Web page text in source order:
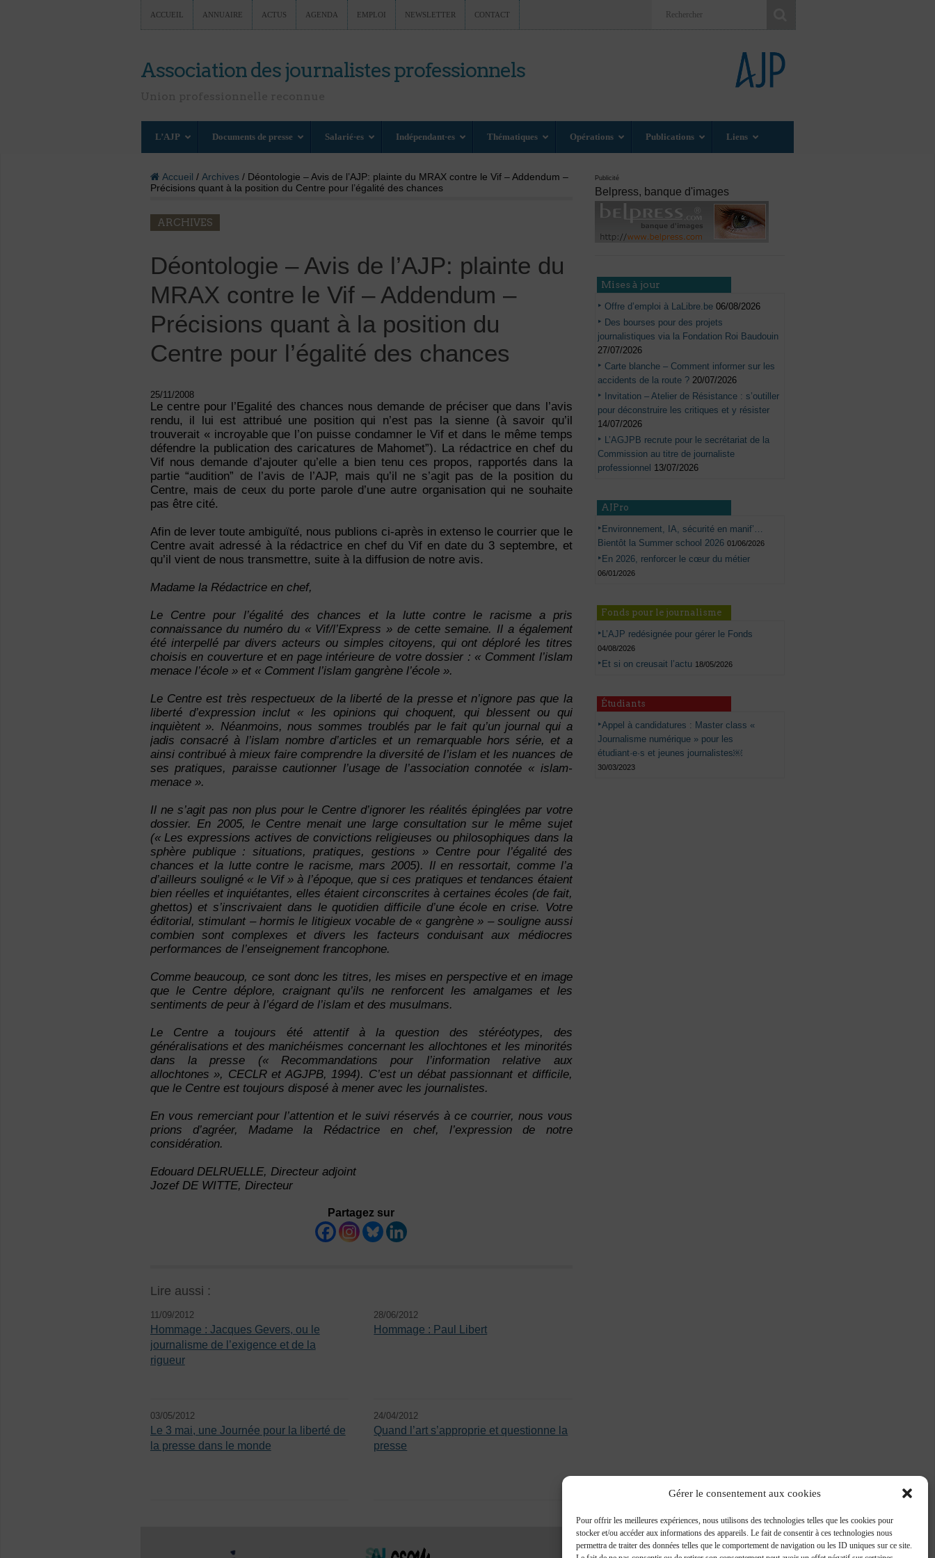
Gérer le consentement aux cookies
Pour offrir les meilleures expériences, nous utilisons des technologies telles que les cookies pour
stocker et/ou accéder aux informations des appareils. Le fait de consentir à ces technologies nous
permettra de traiter des données telles que le comportement de navigation ou les ID uniques sur ce site.
ACCUEIL ANNUAIRE ACTUS AGENDA EMPLOI NEWSLETTER CONTACT
Association des journalistes professionnels
L’AJP Documents de presse Salarié·es Indépendant·es Thématiques Opérations Publications Liens
Accueil / Archives/ Déontologie – Avis de l’AJP: plainte du MRAX contre le Vif – Addendum –
Précisions quant à la position du Centre pour l’égalité des chances
ARCHIVES
Déontologie – Avis de l’AJP: plainte du
MRAX contre le Vif – Addendum –
Précisions quant à la position du
Centre pour l’égalité des chances
25/11/2008
Le centre pour l’Egalité des chances nous demande de préciser que dans l’avis
rendu, il lui est attribué une position qui n’est pas la sienne (à savoir qu’il
trouverait « incroyable que l’on puisse condamner le Vif et dans le même temps
défendre la publication des caricatures de Mahomet”). La rédactrice en chef du
Vif nous demande d’ajouter qu’elle a bien tenu ces propos, rapportés dans la
partie “audition” de l’avis de l’AJP, mais qu’il ne s’agit pas de la position du
Centre, mais de ceux du porte parole d’une autre organisation qui ne souhaite
pas être cité.
Afin de lever toute ambiguïté, nous publions ci-après in extenso le courrier que le
Centre avait adressé à la rédactrice en chef du Vif en date du 3 septembre, et
qu’il vient de nous transmettre, suite à la diffusion de notre avis.
Madame la Rédactrice en chef,
Le Centre pour l’égalité des chances et la lutte contre le racisme a pris
connaissance du numéro du « Vif/l’Express » de cette semaine. Il a également
été interpellé par divers acteurs ou simples citoyens, qui ont déploré les titres
choisis en couverture et en page intérieure de votre dossier : « Comment l’islam
menace l’école » et « Comment l’islam gangrène l’école ».
Le Centre est très respectueux de la liberté de la presse et n’ignore pas que la
liberté d’expression inclut « les opinions qui choquent, qui blessent ou qui
inquiètent ». Néanmoins, nous sommes troublés par le fait qu’un journal qui a
jadis consacré à l’islam nombre d’articles et un remarquable hors série, et a
ainsi contribué à mieux faire comprendre la diversité de l’islam et les nuances de
ses pratiques, paraisse cautionner l’usage de l’association connotée « islam-
menace ».
Il ne s’agit pas non plus pour le Centre d’ignorer les réalités épinglées par votre
dossier. En 2005, le Centre menait une large consultation sur le même sujet
(« Les expressions actives de convictions religieuses ou philosophiques dans la
sphère publique : situations, pratiques, gestions » Centre pour l’égalité des
chances et la lutte contre le racisme, mars 2005). Il en ressortait, comme l’a
d’ailleurs souligné « le Vif » à l’époque, que si ces pratiques et tendances étaient
bien réelles et inquiétantes, elles étaient circonscrites à certaines écoles (de fait,
ghettos) et s’inscrivaient dans le quotidien difficile d’une école en crise. Votre
éditorial, stimulant – hormis le litigieux vocable de « gangrène » – souligne aussi
combien sont complexes et divers les facteurs conduisant aux médiocres
performances de l’enseignement francophone.
Comme beaucoup, ce sont donc les titres, les mises en perspective et en image
que le Centre déplore, craignant qu’ils ne renforcent les amalgames et les
sentiments de peur à l’égard de l’islam et des musulmans.
Le Centre a toujours été attentif à la question des stéréotypes, des
généralisations et des manichéismes concernant les allochtones et les minorités
dans la presse (« Recommandations pour l’information relative aux
allochtones », CECLR et AGJPB, 1994). C’est un débat passionnant et difficile,
que le Centre est toujours disposé à mener avec les journalistes.
En vous remerciant pour l’attention et le suivi réservés à ce courrier, nous vous
prions d’agréer, Madame la Rédactrice en chef, l’expression de notre
considération.
Edouard DELRUELLE, Directeur adjoint
Jozef DE WITTE, Directeur
Partagez sur
Lire aussi :
11/09/2012
Hommage : Jacques Gevers, ou le
journalisme de l’exigence et de la
rigueur
28/06/2012
Hommage : Paul Libert
03/05/2012
Le 3 mai, une Journée pour la liberté de
la presse dans le monde
24/04/2012
Quand l’art s’approprie et questionne la
presse
Publicité
Belpress, banque d'images
Mises à jour
Offre d’emploi à LaLibre.be 06/08/2026
Des bourses pour des projets
journalistiques via la Fondation Roi Baudouin
27/07/2026
Carte blanche – Comment informer sur les
accidents de la route ? 20/07/2026
Invitation – Atelier de Résistance : s’outiller
pour déconstruire les critiques et y résister
14/07/2026
L’AGJPB recrute pour le secrétariat de la
Commission au titre de journaliste
professionnel 13/07/2026
AJPro
Environnement, IA, sécurité en manif’…
Bientôt la Summer school 2026 01/06/2026
En 2026, renforcer le cœur du métier
06/01/2026
Fonds pour le journalisme
L’AJP redésignée pour gérer le Fonds
04/08/2026
Et si on creusait l’actu 18/05/2026
Étudiants
Appel à candidatures : Master class «
Journalisme numérique » pour les
étudiant·e·s et jeunes journalistes￼
30/03/2023